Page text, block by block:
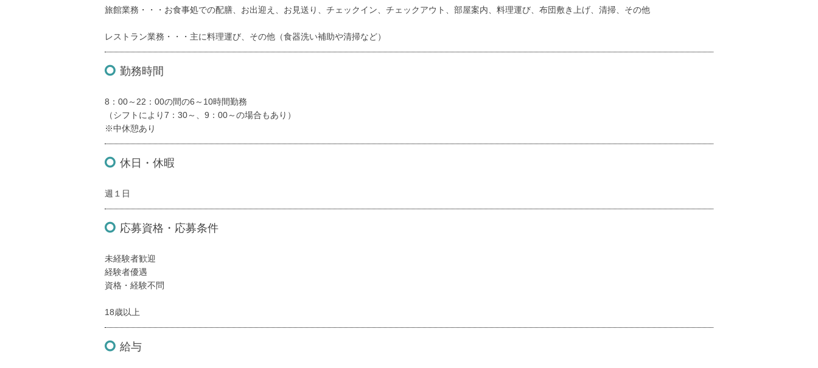
旅館業務・・・お食事処での配膳、お出迎え、お見送り、チェックイン、チェックアウト、部屋案内、料理運び、布団敷き上げ、清掃、その他
レストラン業務・・・主に料理運び、その他（食器洗い補助や清掃など）
勤務時間
8：00～22：00の間の6～10時間勤務
（シフトにより7：30～、9：00～の場合もあり）
※中休憩あり
休日・休暇
週１日
応募資格・応募条件
未経験者歓迎
経験者優遇
資格・経験不問
18歳以上
給与